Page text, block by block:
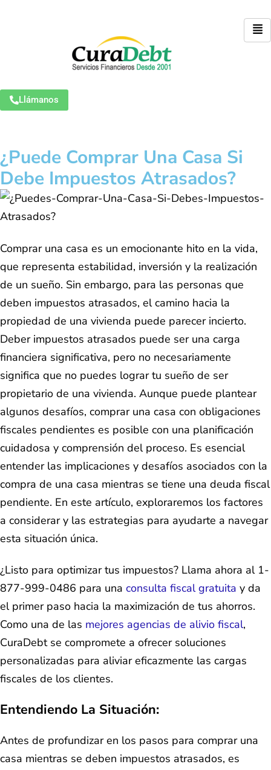
Llámanos
¿Puede Comprar Una Casa Si
Debe Impuestos Atrasados?
Comprar una casa es un emocionante hito en la vida,
que representa estabilidad, inversión y la realización
de un sueño. Sin embargo, para las personas que
deben impuestos atrasados, el camino hacia la
propiedad de una vivienda puede parecer incierto.
Deber impuestos atrasados puede ser una carga
financiera significativa, pero no necesariamente
significa que no puedes lograr tu sueño de ser
propietario de una vivienda. Aunque puede plantear
algunos desafíos, comprar una casa con obligaciones
fiscales pendientes es posible con una planificación
cuidadosa y comprensión del proceso. Es esencial
entender las implicaciones y desafíos asociados con la
compra de una casa mientras se tiene una deuda fiscal
pendiente. En este artículo, exploraremos los factores
a considerar y las estrategias para ayudarte a navegar
esta situación única.
¿Listo para optimizar tus impuestos? Llama ahora al 1-
877-999-0486 para una consulta fiscal gratuita y da
el primer paso hacia la maximización de tus ahorros.
Como una de las mejores agencias de alivio fiscal,
CuraDebt se compromete a ofrecer soluciones
personalizadas para aliviar eficazmente las cargas
fiscales de los clientes.
Entendiendo La Situación:
Antes de profundizar en los pasos para comprar una
casa mientras se deben impuestos atrasados, es